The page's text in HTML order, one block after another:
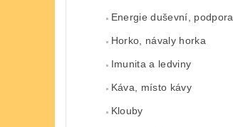
Energie duševní, podpora
Horko, návaly horka
Imunita a ledviny
Káva, místo kávy
Klouby